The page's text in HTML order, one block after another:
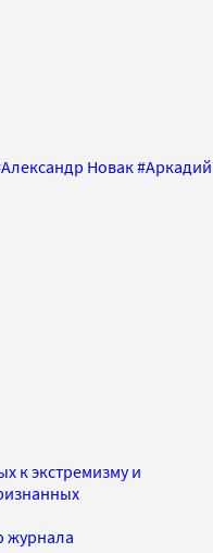
Александр Новак#Аркадий
к экстремизму и
журнала